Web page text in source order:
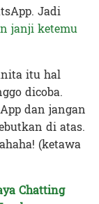
Jadi
janji ketemu
itu hal
dicoba.
dan jangan
di atas.
(ketawa
Chatting